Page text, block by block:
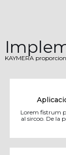
KAYMERA
Lorem fistrum
al sircoo. De la